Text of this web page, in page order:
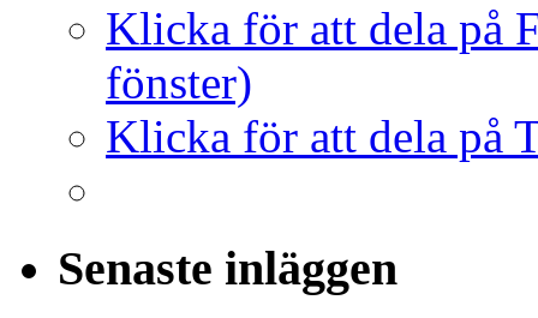
Klicka för att dela på
fönster)
Klicka för att dela på
Senaste inläggen